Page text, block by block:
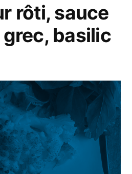
rôti, sauce
basilic